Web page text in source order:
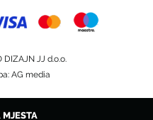
JJ d.o.o.
: AG media